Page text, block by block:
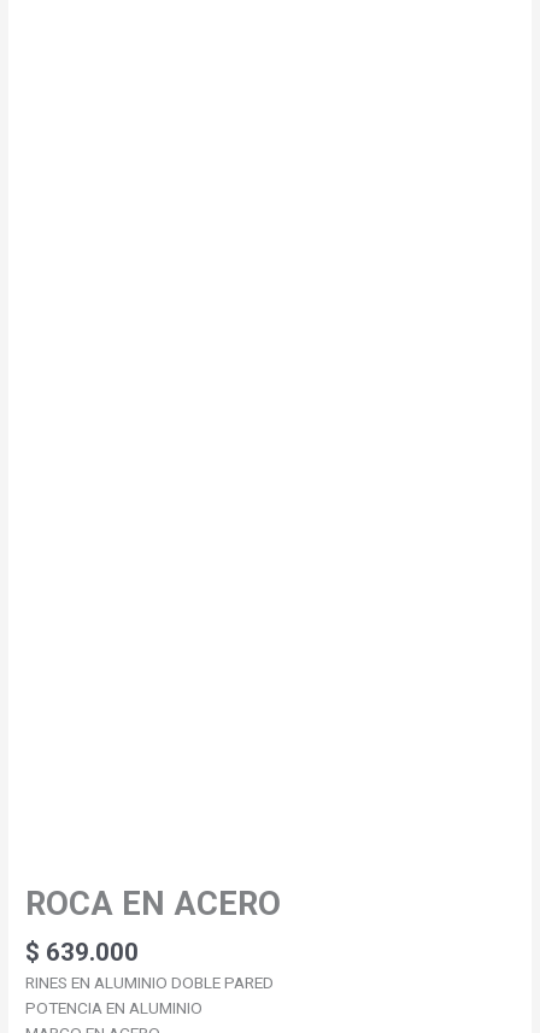
ROCA EN ACERO
$ 639.000
RINES EN ALUMINIO DOBLE PARED
POTENCIA EN ALUMINIO
ROCA
EN
ACERO